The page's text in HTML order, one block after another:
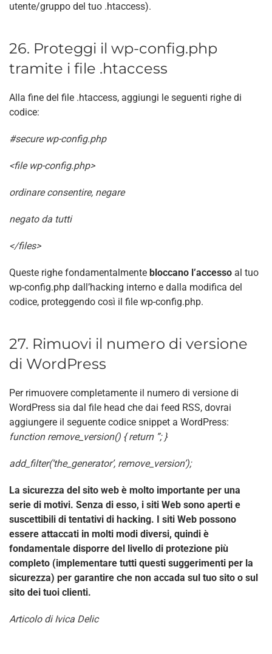
utente/gruppo del tuo .htaccess).
26. Proteggi il wp-config.php
tramite i file .htaccess
Alla fine del file .htaccess, aggiungi le seguenti righe di
codice:
#secure wp-config.php
<file wp-config.php>
ordinare consentire, negare
negato da tutti
</files>
Queste righe fondamentalmente bloccano l’accesso al tuo
wp-config.php dall’hacking interno e dalla modifica del
codice, proteggendo così il file wp-config.php.
27. Rimuovi il numero di versione
di WordPress
Per rimuovere completamente il numero di versione di
WordPress sia dal file head che dai feed RSS, dovrai
aggiungere il seguente codice snippet a WordPress:
function remove_version() {return ”; }
add_filter(‘the_generator’, remove_version’);
La sicurezza del sito web è molto importante per una
serie di motivi. Senza di esso, i siti Web sono aperti e
suscettibili di tentativi di hacking. I siti Web possono
essere attaccati in molti modi diversi, quindi è
fondamentale disporre del livello di protezione più
completo (implementare tutti questi suggerimenti per la
sicurezza) per garantire che non accada sul tuo sito o sul
sito dei tuoi clienti.
Articolo di Ivica Delic